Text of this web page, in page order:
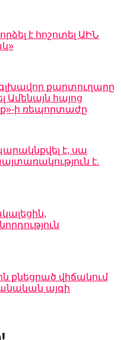
է հոշոտել ԱԻՆ
գլխավոր քարտուղարը
Ամենայն հայոց
ի ռեպորտաժը
է, սա
է.
քնեցրած վիճակում
այգի